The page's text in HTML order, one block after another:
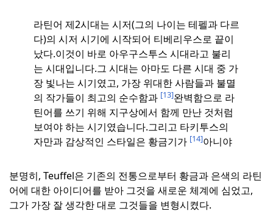
라틴어 제2시대는 시저(그의 나이는 테펠과 다르
다)의 시저 시기에 시작되어 티베리우스로 끝이
났다.이것이 바로 아우구스투스 시대라고 불리
는 시대입니다.그 시대는 아마도 다른 시대 중 가
장 빛나는 시기였고, 가장 위대한 사람들과 불멸
의 작가들이 최고의 순수함과 [13]완벽함으로 라
틴어를 쓰기 위해 지구상에서 함께 만난 것처럼
보여야 하는 시기였습니다.그리고 타키투스의
자만과 감상적인 스타일은 황금기가 [14]아니야
분명히, Teuffel은 기존의 전통으로부터 황금과 은색의 라틴
어에 대한 아이디어를 받아 그것을 새로운 체계에 심었고,
그가 가장 잘 생각한 대로 그것들을 변형시켰다.